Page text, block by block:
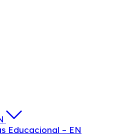
Educacional – EN